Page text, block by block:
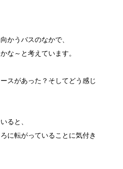
かうバスのなかで、
な～と考えています。
スがあった？そしてどう感じ
ると、
に転がっていることに気付き